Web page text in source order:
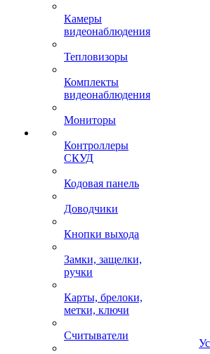
Камеры
видеонаблюдения
Тепловизоры
Комплекты
видеонаблюдения
Мониторы
Контроллеры
СКУД
Кодовая панель
Доводчики
Кнопки выхода
Замки, защелки,
ручки
Карты, брелоки,
метки, ключи
Считыватели